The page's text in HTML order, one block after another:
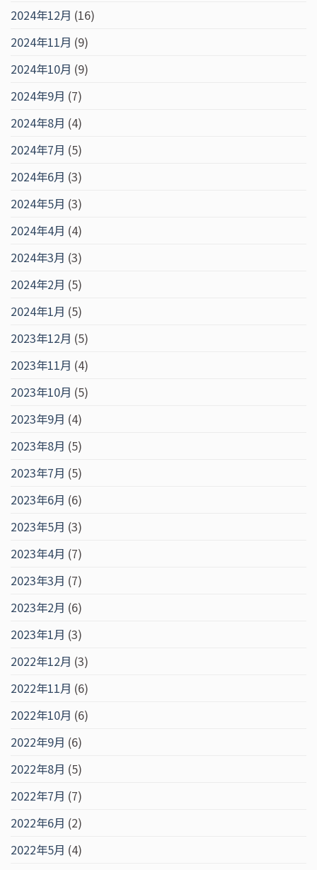
2024年12月 (16)
2024年11月 (9)
2024年10月 (9)
2024年9月 (7)
2024年8月 (4)
2024年7月 (5)
2024年6月 (3)
2024年5月 (3)
2024年4月 (4)
2024年3月 (3)
2024年2月 (5)
2024年1月 (5)
2023年12月 (5)
2023年11月 (4)
2023年10月 (5)
2023年9月 (4)
2023年8月 (5)
2023年7月 (5)
2023年6月 (6)
2023年5月 (3)
2023年4月 (7)
2023年3月 (7)
2023年2月 (6)
2023年1月 (3)
2022年12月 (3)
2022年11月 (6)
2022年10月 (6)
2022年9月 (6)
2022年8月 (5)
2022年7月 (7)
2022年6月 (2)
2022年5月 (4)